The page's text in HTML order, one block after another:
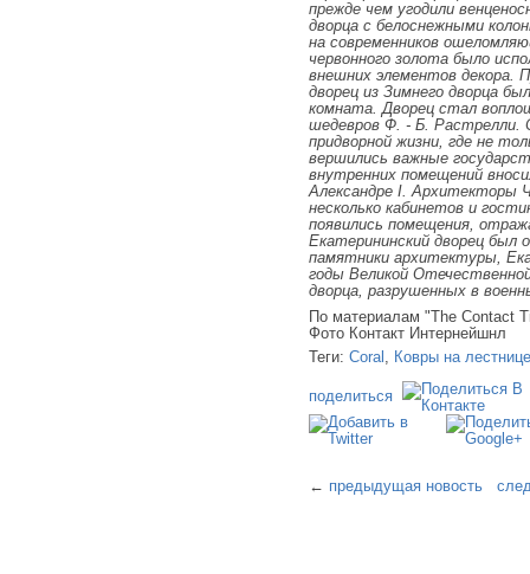
прежде чем угодили
дворца с белоснежными
на современников
червонного золота было
внешних элементов декора.
дворец из Зимнего дворца
комната. Дворец стал
шедевров Ф. - Б. Растрелли.
придворной жизни, где не
вершились важные
внутренних помещений
Александре I. Архитекторы
несколько кабинетов и
появились помещения,
Екатерининский дворец был
памятники архитектуры,
годы Великой
дворца, разрушенных в
По материалам "The Contact
Фото Контакт Интернейшнл
Теги:Coral Ковры на
поделиться
← предыдущая новость